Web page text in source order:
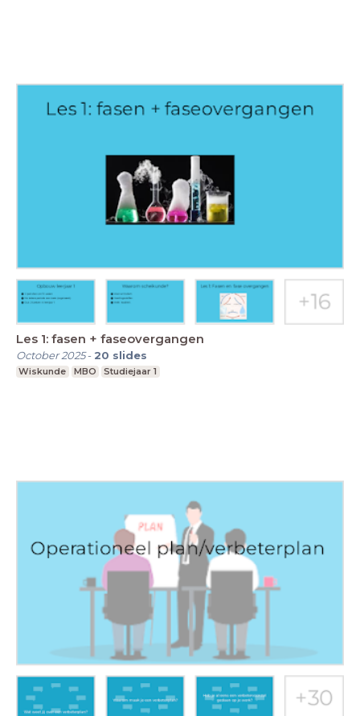
Les 1: fasen + faseovergangen
October 2025- 20 slides
Wiskunde MBO Studiejaar 1